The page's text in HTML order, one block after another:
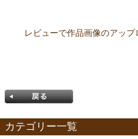
レビューで作品画像のアッ
カテゴリー一覧